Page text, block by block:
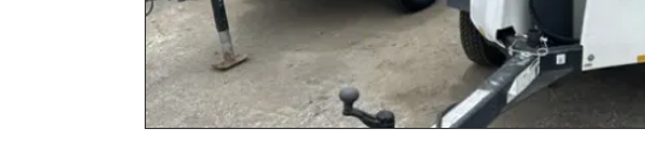
Petróleo y gas
Omitir